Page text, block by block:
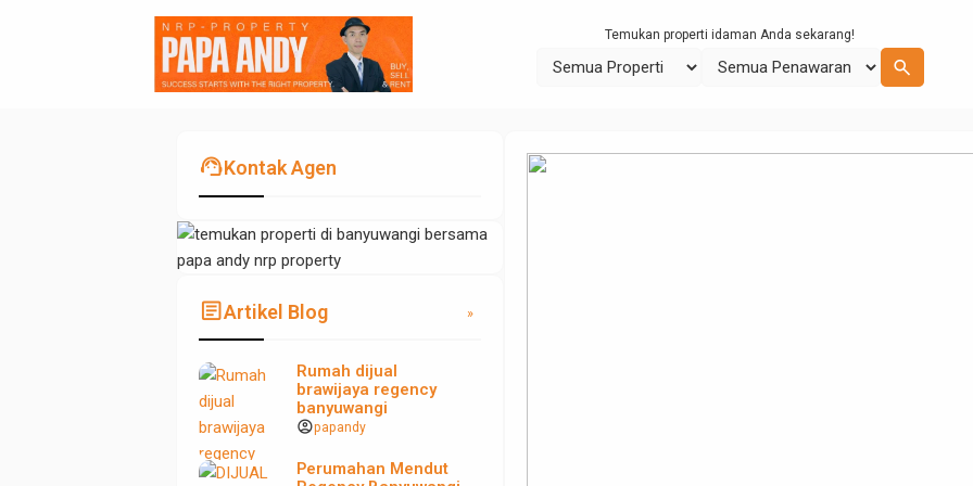
Temukan properti idaman Anda sekarang!
search
support_agentKontak Agen
articleArtikel Blog »
Rumah dijual
brawijaya regency
banyuwangi
account_circlepapandy
Perumahan Mendut